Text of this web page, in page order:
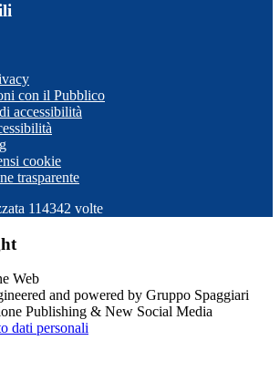
con il Pubblico
accessibilità
cookie
trasparente
114342 volte
and powered by Gruppo Spaggiari
Publishing & New Social Media
dati personali